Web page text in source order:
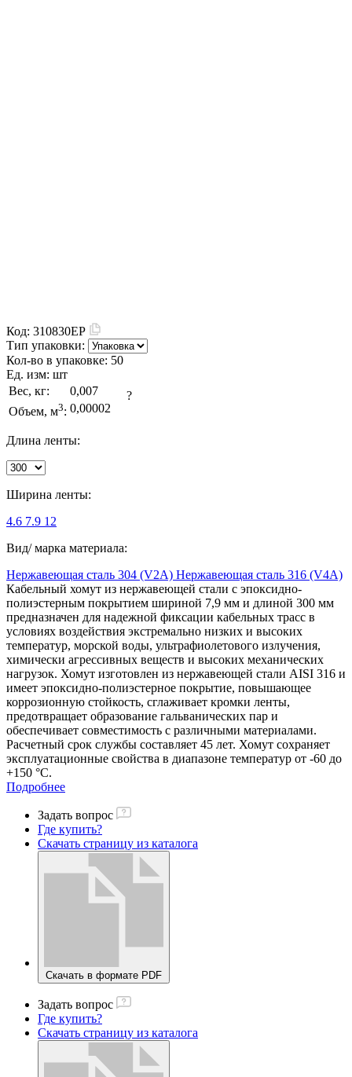
Код: 310830EP
Тип упаковки:
Кол-во в упаковке: 50
Ед. изм: шт
Вес, кг:
0,007
Объем, м3: 0,00002
?
Длина ленты:
Ширина ленты:
4.6 7.9 12
Вид/ марка материала:
Нержавеющая сталь 304 (V2A) Нержавеющая сталь 316 (V4A)
Кабельный хомут из нержавеющей стали с эпоксидно-
полиэстерным покрытием шириной 7,9 мм и длиной 300 мм
предназначен для надежной фиксации кабельных трасс в
условиях воздействия экстремально низких и высоких
температур, морской воды, ультрафиолетового излучения,
химически агрессивных веществ и высоких механических
нагрузок. Хомут изготовлен из нержавеющей стали AISI 316 и
имеет эпоксидно-полиэстерное покрытие, повышающее
коррозионную стойкость, сглаживает кромки ленты,
предотвращает образование гальванических пар и
обеспечивает совместимость с различными материалами.
Расчетный срок службы составляет 45 лет. Хомут сохраняет
эксплуатационные свойства в диапазоне температур от -60 до
+150 °С.
Подробнее
Задать вопрос
Где купить?
Скачать страницу из каталога
Скачать в формате PDF
Задать вопрос
Где купить?
Скачать страницу из каталога